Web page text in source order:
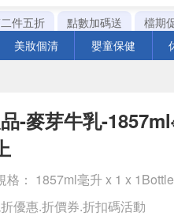
件五折 點數加碼送
檔期
美妝個清 嬰童保健
-麥芽牛乳-
： 1857ml毫升 x 1 x
優惠.折價券.折扣碼活動